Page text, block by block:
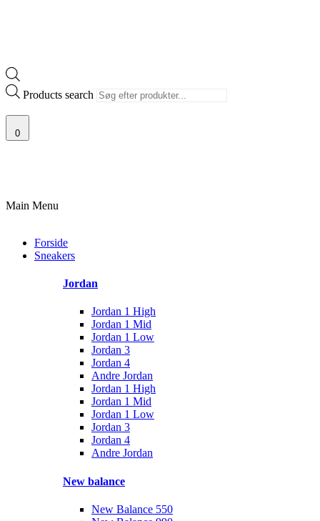
Products search
0
Main Menu
Forside
Sneakers
Jordan
Jordan 1 High
Jordan 1 Mid
Jordan 1 Low
Jordan 3
Jordan 4
Andre Jordan
Jordan 1 High
Jordan 1 Mid
Jordan 1 Low
Jordan 3
Jordan 4
Andre Jordan
New balance
New Balance 550